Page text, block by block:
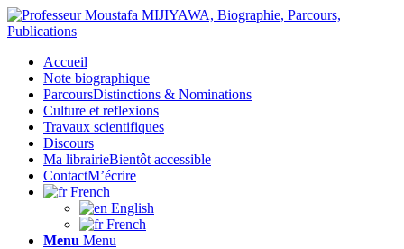
Accueil
Note biographique
ParcoursDistinctions & Nominations
Culture et reflexions
Travaux scientifiques
Discours
Ma librairieBientôt accessible
ContactM’écrire
French
English
French
Menu Menu